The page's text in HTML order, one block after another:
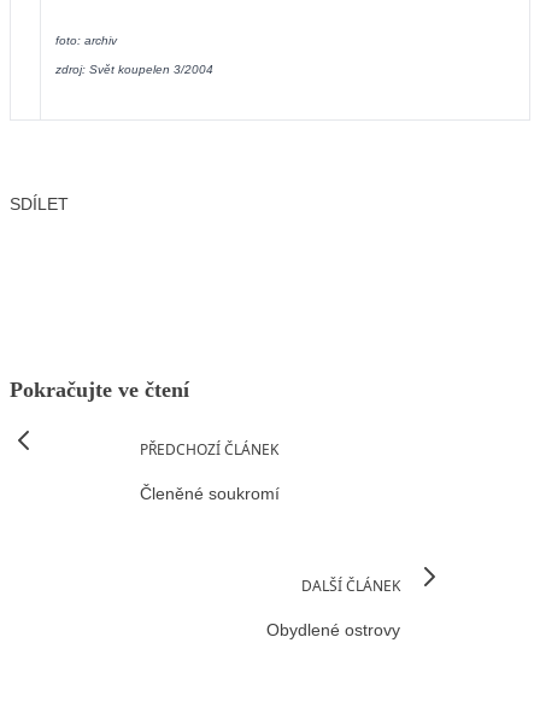
foto: archiv
zdroj: Svět koupelen 3/2004
SDÍLET
Pokračujte ve čtení
PŘEDCHOZÍ ČLÁNEK
Členěné soukromí
DALŠÍ ČLÁNEK
Obydlené ostrovy